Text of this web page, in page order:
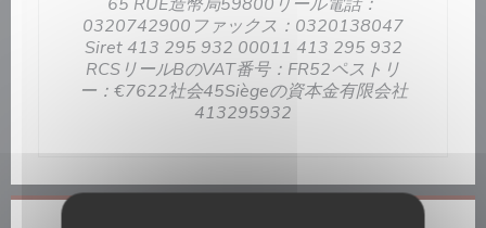
0320742900ファックス：0320138047
Siret 413 295 932 00011 413 295 932
RCSリールBのVAT番号：FR52ペストリ
ー：€7622社会45Siègeの資本金有限会社
413295932